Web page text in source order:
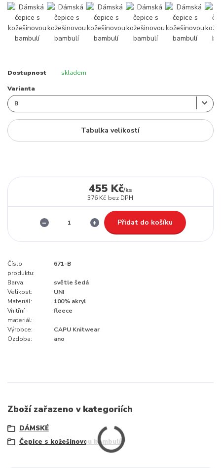
Dostupnost skladem
Varianta
Tabulka velikostí
455 Kč/ks
376 Kč bez DPH
Přidat do košíku
Číslo
produktu:
671-B
Barva:
světle šedá
Velikost:
UNI
Materiál:
100% akryl
Vnitřní
materiál:
fleece
Výrobce:
CAPU Knitwear
Ozdoba:
ano
Zboží zařazeno v kategoriích
DÁMSKÉ
Čepice s kožešinovou bambulí